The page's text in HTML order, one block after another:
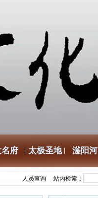
名府 太极圣地 滏阳河
人员查询 站内检索：